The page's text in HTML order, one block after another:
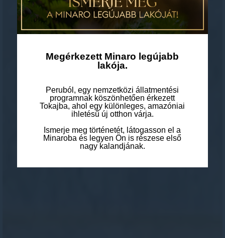
Megérkezett Minaro legújabb
lakója.
Peruból, egy nemzetközi állatmentési
programnak köszönhetően érkezett
Tokajba, ahol egy különleges, amazóniai
ihletésű új otthon várja.
Ismerje meg történetét, látogasson el a
Minaroba és legyen Ön is részese első
nagy kalandjának.